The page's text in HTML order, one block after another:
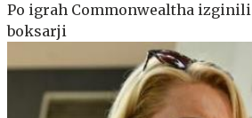
Po igrah Commonwealtha
boksarji